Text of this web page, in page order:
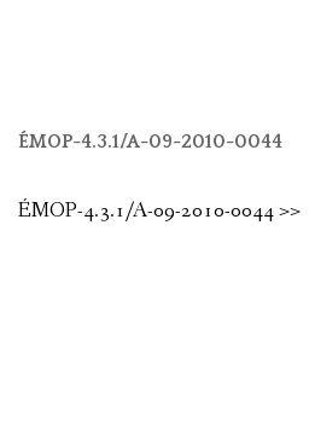
ÉMOP-4.3.1/A-09-2010-0044
ÉMOP-4.3.1/A-09-2010-0044 >>